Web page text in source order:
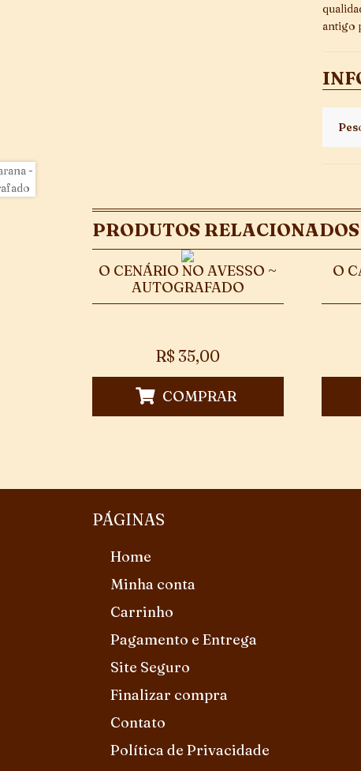
antigo
PRODUTOS RELACIONADOS
O CENÁRIO NO AVESSO ~
AUTOGRAFADO
R$ 35,00
COMPRAR
O
PÁGINAS
Home
Minha conta
Carrinho
Pagamento e Entrega
Site Seguro
Finalizar compra
Contato
Política de Privacidade